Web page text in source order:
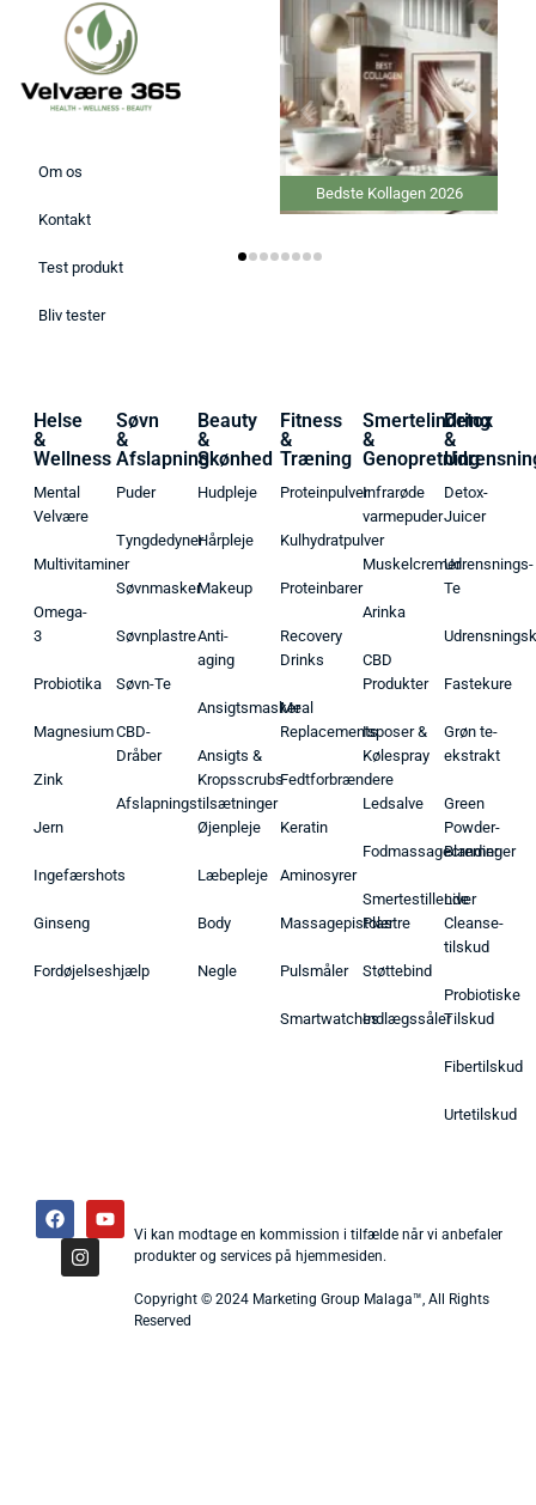
Om os
Kontakt
Test produkt
Bliv tester
Bedste Kollagen 2026
Helse
&
Wellness
Mental
Velvære
Multivitaminer
Omega-
3
Probiotika
Magnesium
Zink
Jern
Ingefærshots
Ginseng
Fordøjelseshjælp
Søvn
&
Afslapning
Puder
Tyngdedyner
Søvnmasker
Søvnplastre
Søvn-Te
CBD-
Dråber
Afslapningstilsætninger
Beauty
&
Skønhed
Hudpleje
Hårpleje
Makeup
Anti-
aging
Ansigtsmasker
Ansigts &
Kropsscrubs
Øjenpleje
Læbepleje
Body
Negle
Fitness
&
Træning
Proteinpulver
Kulhydratpulver
Proteinbarer
Recovery
Drinks
Meal
Replacements
Fedtforbrændere
Keratin
Aminosyrer
Massagepistoler
Pulsmåler
Smartwatches
Smertelindring
&
Genopretning
Infrarøde
varmepuder
Muskelcremer
Arinka
CBD
Produkter
Isposer &
Kølespray
Ledsalve
Fodmassagecremer
Smertestillende
Plastre
Støttebind
Indlægssåler
Detox
&
Detox-
Juicer
Udrensnings-
Te
Fastekure
Grøn te-
ekstrakt
Green
Powder-
Blandinger
Liver
Cleanse-
tilskud
Probiotiske
Tilskud
Fibertilskud
Urtetilskud
Vi kan modtage en kommission i tilfælde når vi anbefaler
produkter og services på hjemmesiden.
Copyright © 2024 Marketing Group Malaga™, All Rights
Reserved